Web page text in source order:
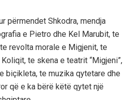
përmendet Shkodra, mendja
e Pietro dhe Kel Marubit, te
revolta morale e Migjenit, te
te skena e teatrit “Migjeni”,
biçikleta, te muzika qytetare dhe
që e ka bërë këtë qytet një